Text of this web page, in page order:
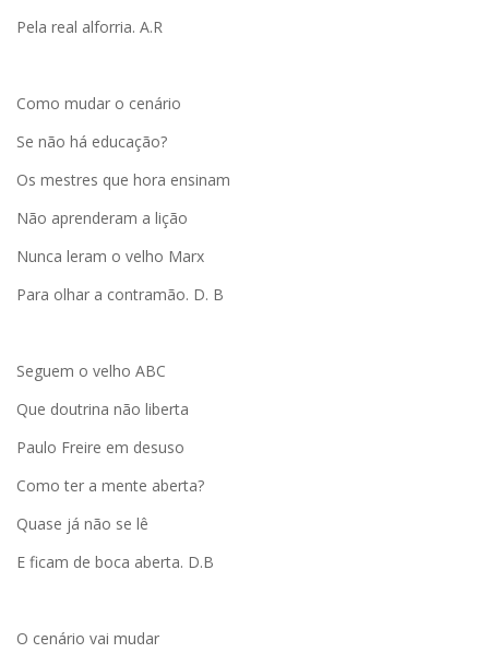
Pela real alforria. A.R
Como mudar o cenário
Se não há educação?
Os mestres que hora ensinam
Não aprenderam a lição
Nunca leram o velho Marx
Para olhar a contramão. D. B
Seguem o velho ABC
Que doutrina não liberta
Paulo Freire em desuso
Como ter a mente aberta?
Quase já não se lê
E ficam de boca aberta. D.B
O cenário vai mudar